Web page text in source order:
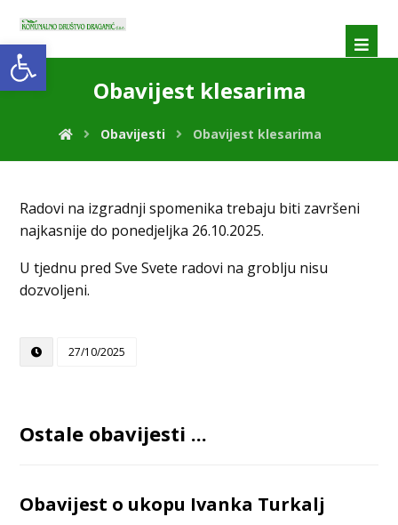
Open toolbar
Obavijest klesarima
Obavijesti Obavijest klesarima
Radovi na izgradnji spomenika trebaju biti završeni
najkasnije do ponedjeljka 26.10.2025.
U tjednu pred Sve Svete radovi na groblju nisu
dozvoljeni.
27/10/2025
Ostale obavijesti ...
Obavijest o ukopu Ivanka Turkalj